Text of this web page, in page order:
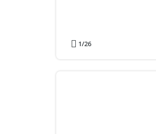
1/26